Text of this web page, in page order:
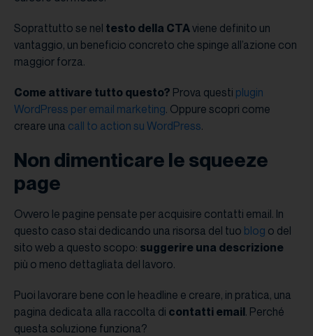
Soprattutto se nel testo della CTAviene definito un
vantaggio, un beneficio concreto che spinge all’azione con
maggior forza.
Come attivare tutto questo? Prova questi plugin
WordPress per email marketing. Oppure scopri come
creare una call to action su WordPress.
Non dimenticare le squeeze
page
Ovvero le pagine pensate per acquisire contatti email. In
questo caso stai dedicando una risorsa del tuo blog o del
sito web a questo scopo: suggerire una descrizione
più o meno dettagliata del lavoro.
Puoi lavorare bene con le headline e creare, in pratica, una
pagina dedicata alla raccolta di contatti email. Perché
questa soluzione funziona?